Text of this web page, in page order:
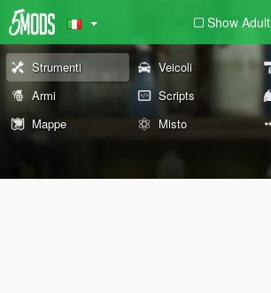
Show Adult
Strumenti Veicoli
Armi
Scripts
Mappe
Misto